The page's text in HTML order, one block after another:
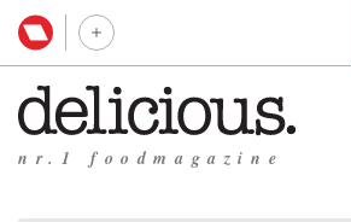
nr.1 foodmagazine